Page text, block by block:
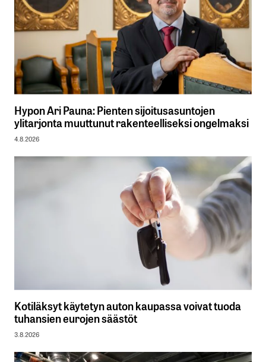
Hypon Ari Pauna: Pienten sijoitusasuntojen
ylitarjonta muuttunut rakenteelliseksi ongelmaksi
4.8.2026
Kotiläksyt käytetyn auton kaupassa voivat tuoda
tuhansien eurojen säästöt
3.8.2026